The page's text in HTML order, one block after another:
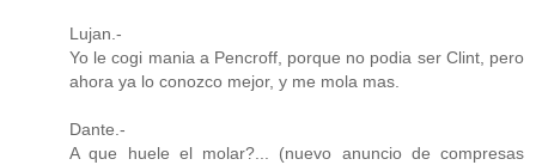
Lujan.-
Yo le cogi mania a Pencroff, porque no podia ser Clint, pero
ahora ya lo conozco mejor, y me mola mas.
Dante.-
A que huele el molar?... (nuevo anuncio de compresas